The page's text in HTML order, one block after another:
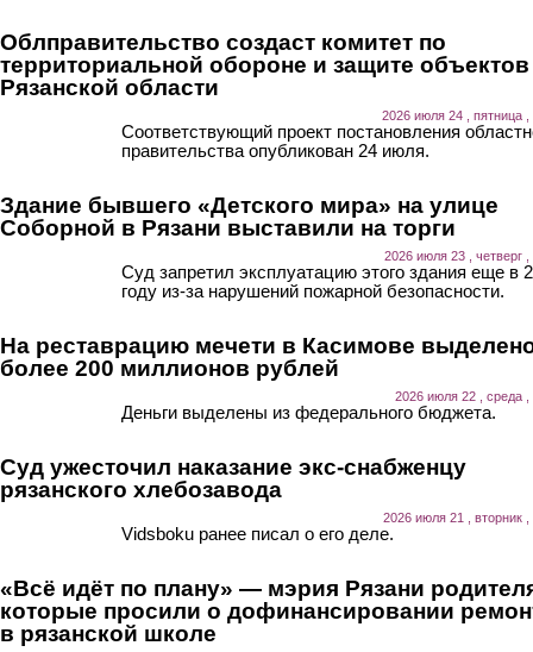
Облправительство создаст комитет по
территориальной обороне и защите объектов
Рязанской области
2026 июля 24 , пятница ,
Соответствующий проект постановления
правительства опубликован 24 июля.
Здание бывшего «Детского мира» на улице
Соборной в Рязани выставили на торги
2026 июля 23 , четверг ,
Суд запретил эксплуатацию этого здания еще в
году из-за нарушений пожарной безопасности.
На реставрацию мечети в Касимове
более 200 миллионов рублей
2026 июля 22 , среда ,
Деньги выделены из федерального бюджета.
Суд ужесточил наказание экс-снабженцу
рязанского хлебозавода
2026 июля 21 , вторник ,
Vidsboku ранее писал о его деле.
«Всё идёт по плану» — мэрия Рязани
которые просили о дофинансировании
в рязанской школе